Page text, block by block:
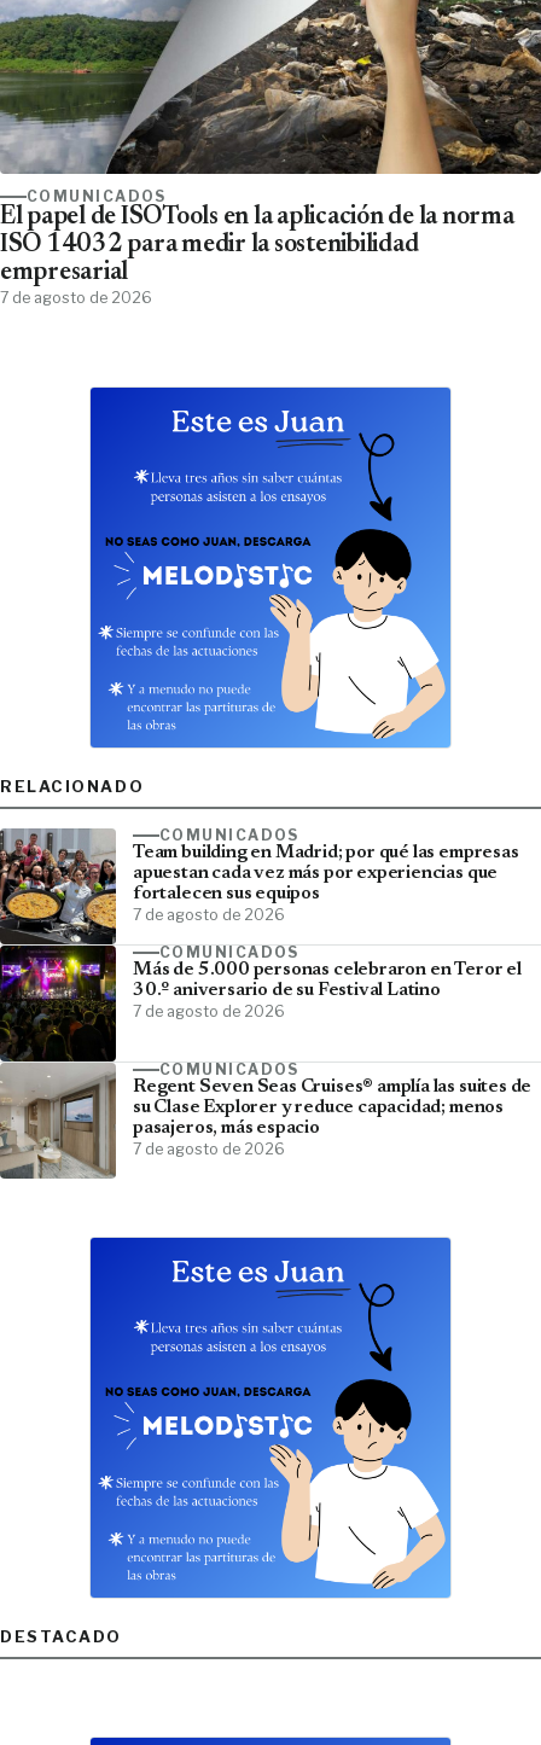
COMUNICADOS
El papel de ISOTools en la aplicación de la norma
ISO 14032 para medir la sostenibilidad
empresarial
7 de agosto de 2026
RELACIONADO
COMUNICADOS
Team building en Madrid; por qué las empresas
apuestan cada vez más por experiencias que
fortalecen sus equipos
7 de agosto de 2026
COMUNICADOS
Más de 5.000 personas celebraron en Teror el
30.º aniversario de su Festival Latino
7 de agosto de 2026
COMUNICADOS
Regent Seven Seas Cruises® amplía las suites de
su Clase Explorer y reduce capacidad; menos
pasajeros, más espacio
7 de agosto de 2026
DESTACADO